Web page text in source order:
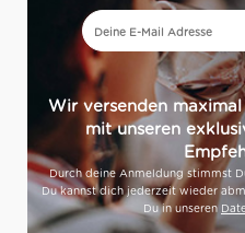
Wir versenden
mit unseren
Durch deine Anmeldung stimmst
Du kannst dich jederzeit wieder
Du in unseren